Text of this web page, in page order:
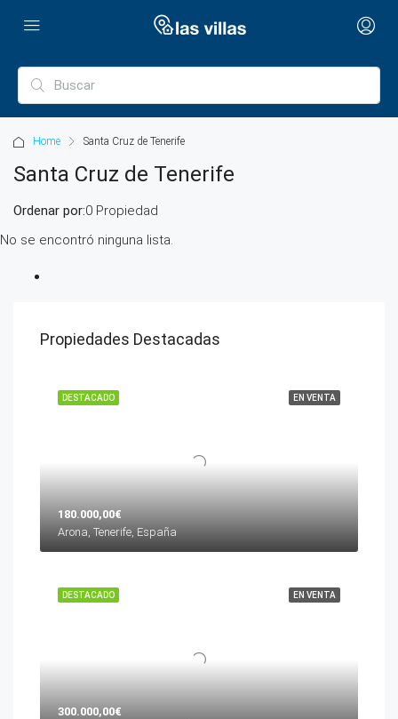
Home Santa Cruz de Tenerife
Santa Cruz de Tenerife
0 Propiedad
Ordenar por:
No se encontró ninguna lista.
Propiedades Destacadas
EN VENTA
DESTACADO
180.000,00€
Arona, Tenerife, España
EN VENTA
DESTACADO
300.000,00€